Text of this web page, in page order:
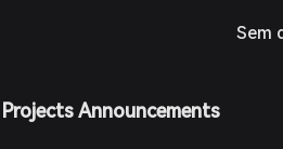
Sem
Projects Announcements